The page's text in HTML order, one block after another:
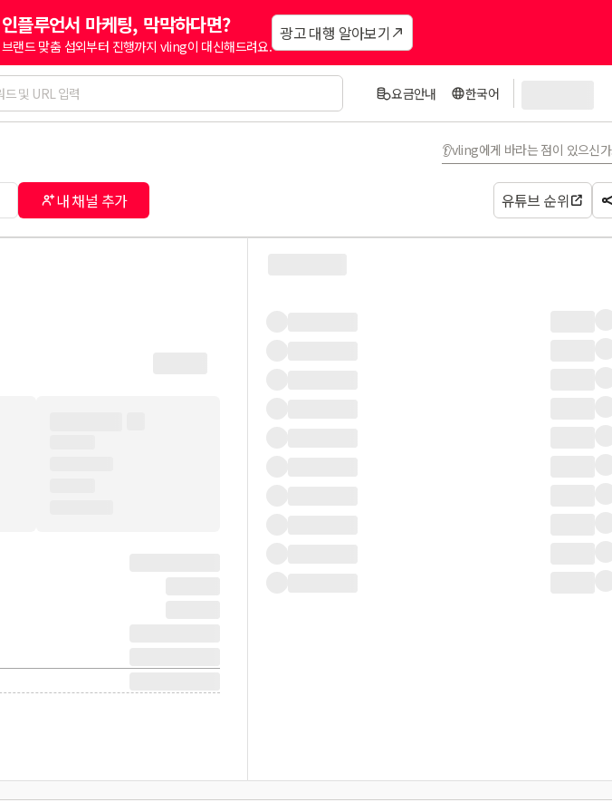
인플루언서 마케팅, 막막하다면?
브랜드 맞춤 섭외부터 진행까지 vling이 대신해드려요.
광고 대행 알아보기
요금안내 한국어
👂vling에게 바라는 점이 있으신
내 채널 추가 유튜브 순위